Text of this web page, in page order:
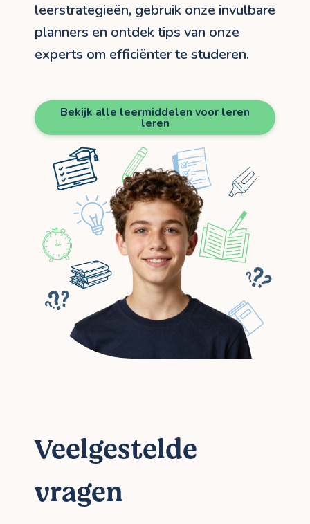
leerstrategieën, gebruik onze invulbare
planners en ontdek tips van onze
experts om efficiënter te studeren.
Bekijk alle leermiddelen voor leren
leren
Veelgestelde
vragen